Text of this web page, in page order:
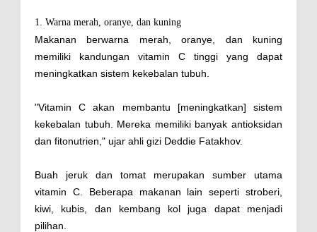
1. Warna merah, oranye, dan kuning
Makanan berwarna merah, oranye, dan kuning
memiliki kandungan vitamin C tinggi yang dapat
meningkatkan sistem kekebalan tubuh.
"Vitamin C akan membantu [meningkatkan] sistem
kekebalan tubuh. Mereka memiliki banyak antioksidan
dan fitonutrien," ujar ahli gizi Deddie Fatakhov.
Buah jeruk dan tomat merupakan sumber utama
vitamin C. Beberapa makanan lain seperti stroberi,
kiwi, kubis, dan kembang kol juga dapat menjadi
pilihan.